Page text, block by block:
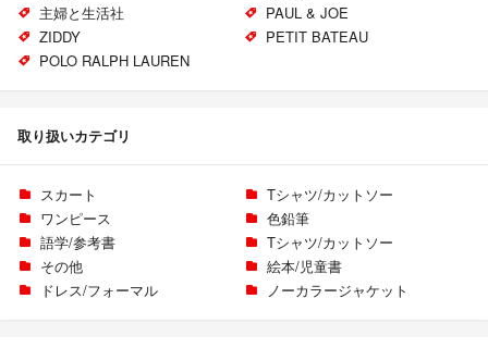
主婦と生活社
PAUL & JOE
ZIDDY
PETIT BATEAU
POLO RALPH LAUREN
取り扱いカテゴリ
スカート
Tシャツ/カットソー
ワンピース
色鉛筆
語学/参考書
Tシャツ/カットソー
その他
絵本/児童書
ドレス/フォーマル
ノーカラージャケット